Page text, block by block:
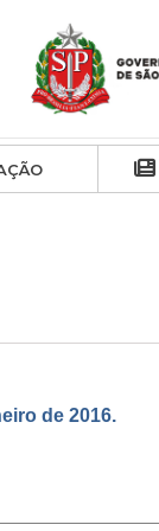
de 2016.